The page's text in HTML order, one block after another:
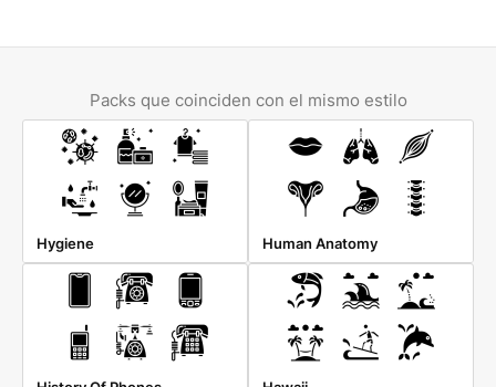
Packs que coinciden con el mismo estilo
Hygiene Human Anatomy